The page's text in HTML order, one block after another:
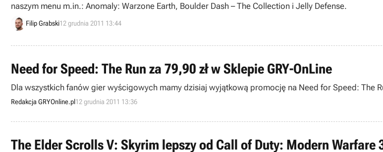
naszym menu m.in.: Anomaly: Warzone Earth, Boulder Dash – The Collection i Jelly Defense.
Filip Grabski12 grudnia 2011 13:44
Need for Speed: The Run za 79,90 zł w Sklepie GRY-OnLine
Dla wszystkich fanów gier wyścigowych mamy dzisiaj wyjątkową promocję na Need for Speed: The
Redakcja GRYOnline.pl12 grudnia 2011 13:36
The Elder Scrolls V: Skyrim lepszy od Call of Duty: Modern Warfare